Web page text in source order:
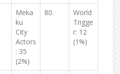
Meka
ku
City
Actors
: 35
(2%)
80.
World
Trigge
r: 12
(1%)